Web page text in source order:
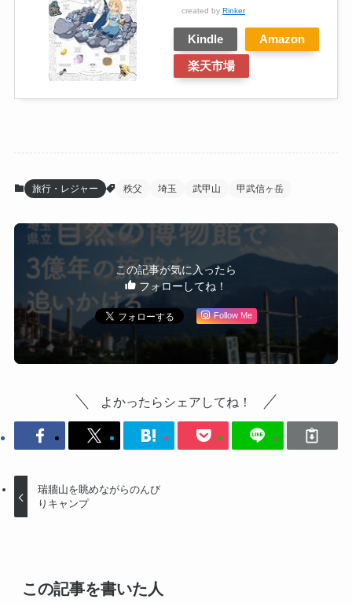
created by Rinker
Kindle
Amazon
楽天市場
旅行・レジャー 秩父 埼玉 武甲山 甲武信ヶ岳
この記事が気に入ったら
フォローしてね！
Follow Me
よかったらシェアしてね！
瑞牆山を眺めながらのんび
りキャンプ
この記事を書いた人